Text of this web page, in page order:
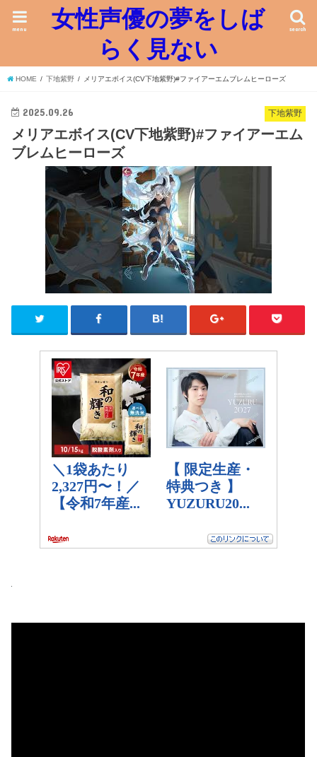
女性声優の夢をしば
らく見ない
search
menu
HOME 下地紫野 メリアエボイス(CV下地紫野)#ファイアーエムブレムヒーローズ
下地紫野
2025.09.26
メリアエボイス(CV下地紫野)#ファイアーエム
ブレムヒーローズ